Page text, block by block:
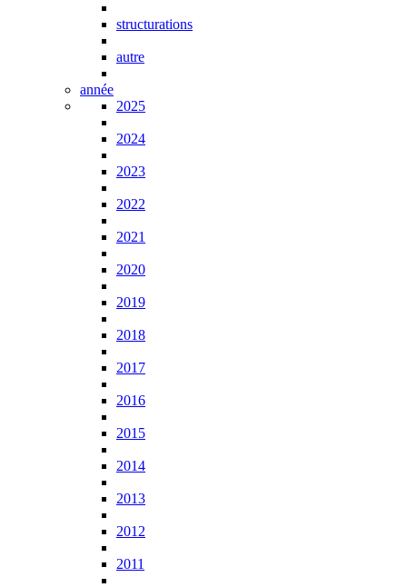
structurations
autre
année
2025
2024
2023
2022
2021
2020
2019
2018
2017
2016
2015
2014
2013
2012
2011